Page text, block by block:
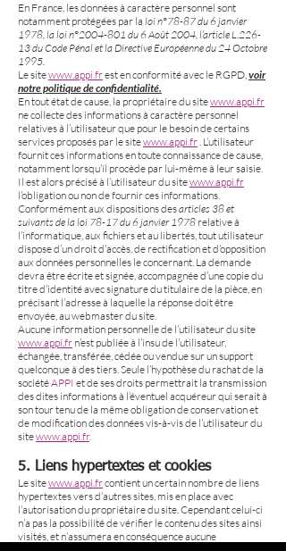
En France, les données à caractère personnel sont
notamment protégées par la loi n°78-87 du 6 janvier
1978, la loi n°2004-801 du 6 Août 2004, l’article L.226-
13 du Code Pénal et la Directive Européenne du 24 Octobre
1995.
Le sitewww.appi.frest en conformité avec le RGPD,voir
notre politique de confidentialité.
En tout état de cause, la propriétaire du sitewww.appi.fr
ne collecte des informations à caractère personnel
relatives à l’utilisateur que pour le besoin de certains
services proposés par le sitewww.appi.fr. L’utilisateur
fournit ces informations en toute connaissance de cause,
notamment lorsqu’il procède par lui-même à leur saisie.
Il est alors précisé à l’utilisateur du sitewww.appi.fr
l’obligation ou non de fournir ces informations.
Conformément aux dispositions desarticles 38 et
suivants de la loi 78-17 du 6 janvier 1978 relative à
l’informatique, aux fichiers et au libertés, tout utilisateur
dispose d’un droit d’accès, de rectification et d’opposition
aux données personnelles le concernant. La demande
devra être écrite et signée, accompagnée d’une copie du
titre d’identité avec signature du titulaire de la pièce, en
précisant l’adresse à laquelle la réponse doit être
envoyée, au webmaster du site.
Aucune information personnelle de l’utilisateur du site
www.appi.fr n’est publiée à l’insu de l’utilisateur,
échangée, transférée, cédée ou vendue sur un support
quelconque à des tiers. Seule l’hypothèse du rachat de la
sociétéAPPI et de ses droits permettrait la transmission
des dites informations à l’éventuel acquéreur qui serait à
son tour tenu de la même obligation de conservation et
de modification des données vis-à-vis de l’utilisateur du
sitewww.appi.fr.
5. Liens hypertextes et cookies
Le sitewww.appi.frcontient un certain nombre de liens
hypertextes vers d’autres sites, mis en place avec
l’autorisation du propriétaire du site. Cependant celui-ci
n’a pas la possibilité de vérifier le contenu des sites ainsi
visités, et n’assumera en conséquence aucune